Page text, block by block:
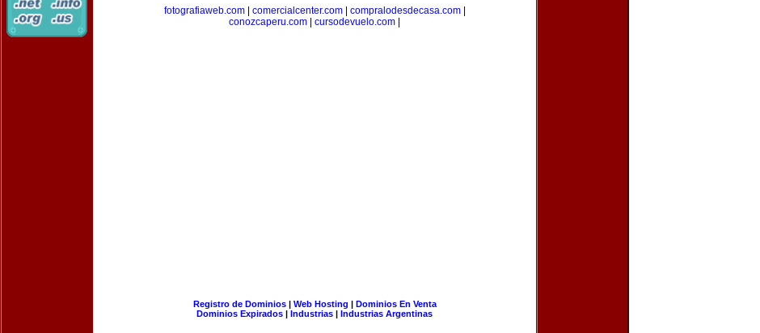
fotografiaweb.com| comercialcenter.com| compralodesdecasa.com|
conozcaperu.com
cursodevuelo.com
Registro de Dominios| Web Hosting | Dominios En Venta
Dominios Expirados | Industrias | Industrias Argentinas